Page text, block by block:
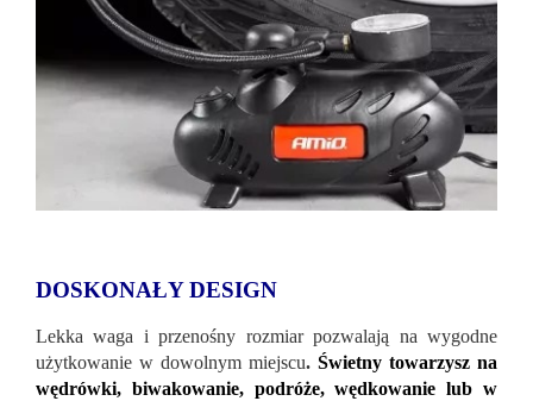
DOSKONAŁY DESIGN
Lekka waga i przenośny rozmiar pozwalają na wygodne
użytkowanie w dowolnym miejscu. Świetny towarzysz na
wędrówki, biwakowanie, podróże, wędkowanie lub w